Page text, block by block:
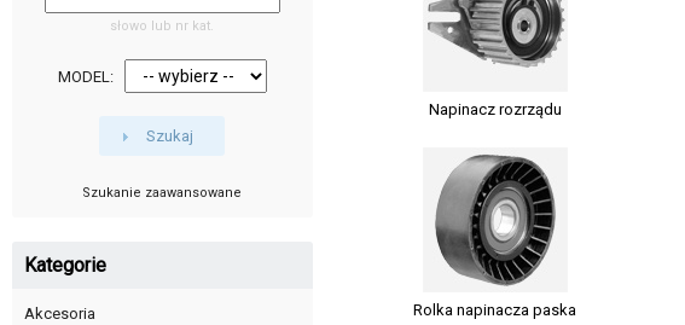
Napinacz rozrządu
Rolka napinacza paska
słowo lub nr kat.
MODEL:
Szukaj
Szukanie zaawansowane
Kategorie
Akcesoria